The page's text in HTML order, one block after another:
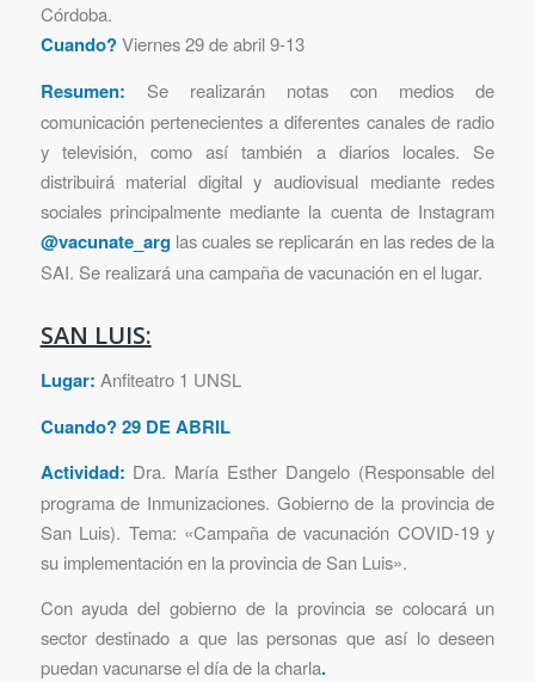
Córdoba.
Cuando?Viernes 29 de abril 9-13
Resumen: Se realizarán notas con medios de
comunicación pertenecientes a diferentes canales de radio
y televisión, como así también a diarios locales. Se
distribuirá material digital y audiovisual mediante redes
sociales principalmente mediante la cuenta de Instagram
@vacunate_arg las cuales se replicarán en las redes de la
SAI. Se realizará una campaña de vacunación en el lugar.
SAN LUIS:
Lugar: Anfiteatro 1 UNSL
Cuando? 29 DE ABRIL
Actividad: Dra. María Esther Dangelo (Responsable del
programa de Inmunizaciones. Gobierno de la provincia de
San Luis). Tema: «Campaña de vacunación COVID-19 y
su implementación en la provincia de San Luis».
Con ayuda del gobierno de la provincia se colocará un
sector destinado a que las personas que así lo deseen
puedan vacunarse el día de la charla.